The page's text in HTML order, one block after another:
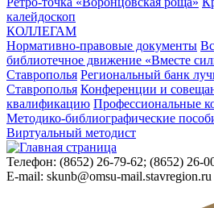
калейдоскоп
КОЛЛЕГАМ
Нормативно-правовые документы
библиотечное движение «Вместе
Ставрополья Региональный банк
Ставрополья Конференции и
квалификацию Профессиональные
Методико-библиографические
Виртуальный методист
Телефон: (8652) 26-79-62; (8652) 26-
E-mail: skunb@omsu-mail.stavregion.ru